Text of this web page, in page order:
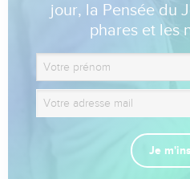
jour, la Pensée du
phares et les
Je